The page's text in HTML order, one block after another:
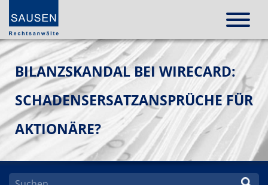
BILANZSKANDAL BEI WIRECARD:
SCHADENSERSATZANSPRÜCHE FÜR
AKTIONÄRE?